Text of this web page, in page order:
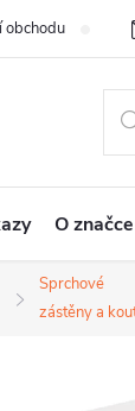
obchodu
O
Sprchové
zástěny a